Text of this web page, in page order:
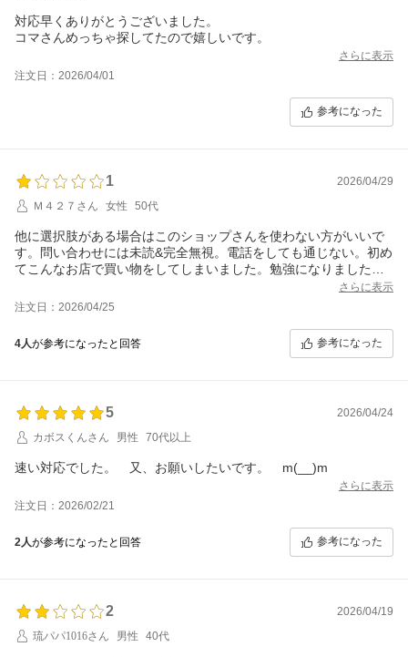
対応早くありがとうございました。
コマさんめっちゃ探してたので嬉しいです。
さらに表示
注文日：2026/04/01
参考になった
1
2026/04/29
Ｍ４２７さん
女性 50代
他に選択肢がある場合はこのショップさんを使わない方がいいで
す。問い合わせには未読&完全無視。電話をしても通じない。初め
てこんなお店で買い物をしてしまいました。勉強になりました
さらに表示
注文日：2026/04/25
4人が参考になったと回答 参考になった
5
2026/04/24
カボスくんさん
男性 70代以上
速い対応でした。 又、お願いしたいです。 m(__)m
さらに表示
注文日：2026/02/21
2人が参考になったと回答 参考になった
2
2026/04/19
琉パパ1016さん
男性 40代